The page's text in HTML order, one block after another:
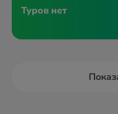
Туров нет